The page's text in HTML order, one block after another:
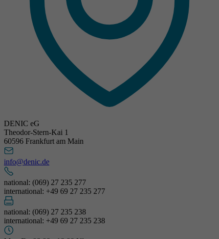
DENIC eG
Theodor-Stern-Kai 1
60596 Frankfurt am Main
info@denic.de
national: (069) 27 235 277
international: +49 69 27 235 277
national: (069) 27 235 238
international: +49 69 27 235 238